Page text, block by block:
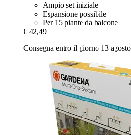
Ampio set iniziale
Espansione possibile
Per 15 piante da balcone
€ 42,49
Consegna entro il giorno 13 agosto